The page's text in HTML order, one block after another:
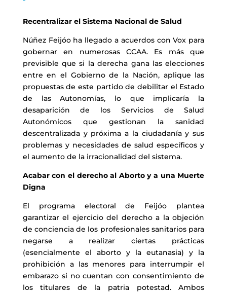
Recentralizar el Sistema Nacional de Salud
Núñez Feijóo ha llegado a acuerdos con Vox para
gobernar en numerosas CCAA. Es más que
previsible que si la derecha gana las elecciones
entre en el Gobierno de la Nación, aplique las
propuestas de este partido de debilitar el Estado
de las Autonomías, lo que implicaría la
desaparición de los Servicios de Salud
Autonómicos que gestionan la sanidad
descentralizada y próxima a la ciudadanía y sus
problemas y necesidades de salud específicos y
el aumento de la irracionalidad del sistema.
Acabar con el derecho al Aborto y a una Muerte
Digna
El programa electoral de Feijóo plantea
garantizar el ejercicio del derecho a la objeción
de conciencia de los profesionales sanitarios para
negarse a realizar ciertas prácticas
(esencialmente el aborto y la eutanasia) y la
prohibición a las menores para interrumpir el
embarazo si no cuentan con consentimiento de
los titulares de la patria potestad. Ambos